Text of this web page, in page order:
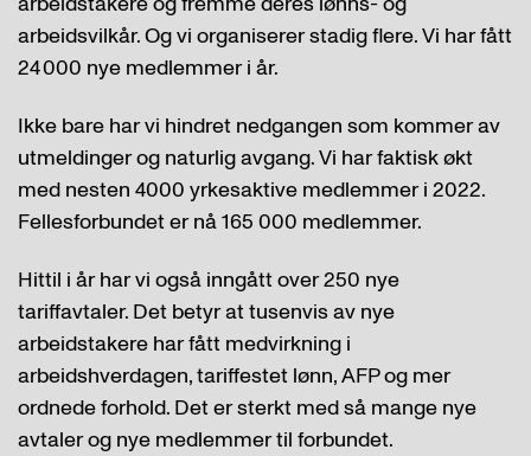
arbeidsvilkår. Og vi organiserer stadig flere. Vi har fått
24 000 nye medlemmer i år.
Ikke bare har vi hindret nedgangen som kommer av
utmeldinger og naturlig avgang. Vi har faktisk økt
med nesten 4000 yrkesaktive medlemmer i 2022.
Fellesforbundet er nå 165 000 medlemmer.
Hittil i år har vi også inngått over 250 nye
tariffavtaler. Det betyr at tusenvis av nye
arbeidstakere har fått medvirkning i
arbeidshverdagen, tariffestet lønn, AFP og mer
ordnede forhold. Det er sterkt med så mange nye
avtaler og nye medlemmer til forbundet.